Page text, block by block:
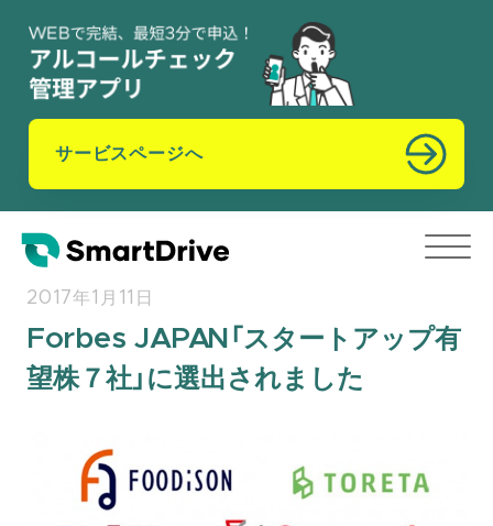
サービスページへ
2017年1月11日
Forbes JAPAN「スタートアップ有
望株７社」に選出されました